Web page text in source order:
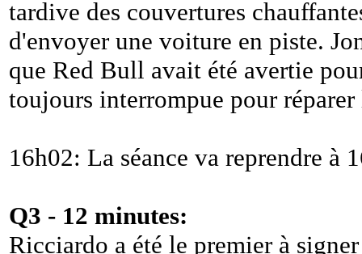
tardive des couvertures
d'envoyer une voiture en piste.
que Red Bull avait été avertie
toujours interrompue pour réparer
16h02: La séance va reprendre à
Q3 - 12 minutes:
Ricciardo a été le premier à